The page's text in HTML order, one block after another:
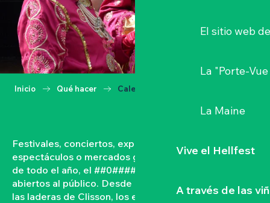
El sitio web
La "Porte-Vue
La Maine
Vive el Hellfest
A través de las
Inicio Qué hacer Calendario
Festivales, conciertos, exposiciones, vendimias,
espectáculos o mercados gastronómicos… A lo largo
de todo el año, el ##0#### vive con acontecimientos
abiertos al público. Desde las orillas del Loira hasta
las laderas de Clisson, los eventos tejen un fuerte